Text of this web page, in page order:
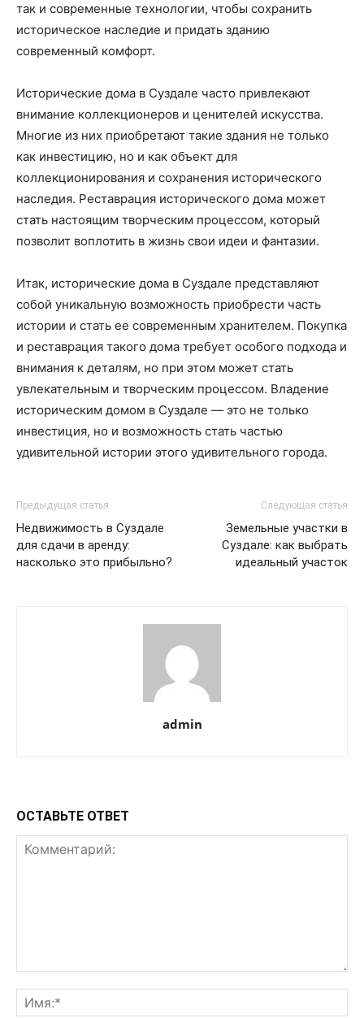
так и современные технологии, чтобы сохранить
историческое наследие и придать зданию
современный комфорт.
Исторические дома в Суздале часто привлекают
внимание коллекционеров и ценителей искусства.
Многие из них приобретают такие здания не только
как инвестицию, но и как объект для
коллекционирования и сохранения исторического
наследия. Реставрация исторического дома может
стать настоящим творческим процессом, который
позволит воплотить в жизнь свои идеи и фантазии.
Итак, исторические дома в Суздале представляют
собой уникальную возможность приобрести часть
истории и стать ее современным хранителем. Покупка
и реставрация такого дома требует особого подхода и
внимания к деталям, но при этом может стать
увлекательным и творческим процессом. Владение
историческим домом в Суздале — это не только
инвестиция, но и возможность стать частью
удивительной истории этого удивительного города.
Предыдущая статья
Недвижимость в Суздале
для сдачи в аренду:
насколько это прибыльно?
Следующая статья
Земельные участки в
Суздале: как выбрать
идеальный участок
admin
ОСТАВЬТЕ ОТВЕТ